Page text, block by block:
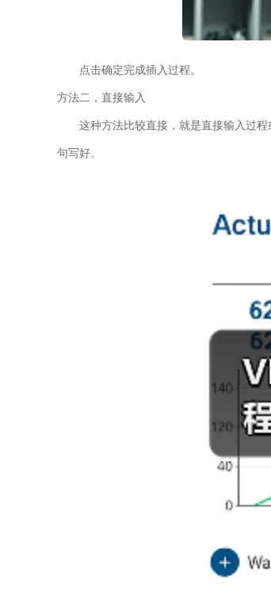
点击确定完成插入过程。
方法二，直接输入
这种方法比较直接，就是直接输入过
句写好。